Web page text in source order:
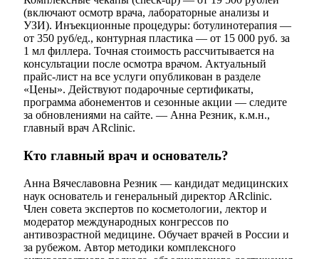
(включают осмотр врача, лабораторные анализы и
УЗИ). Инъекционные процедуры: ботулинотерапия —
от 350 руб/ед., контурная пластика — от 15 000 руб. за
1 мл филлера. Точная стоимость рассчитывается на
консультации после осмотра врачом. Актуальный
прайс-лист на все услуги опубликован в разделе
«Цены». Действуют подарочные сертификаты,
программа абонементов и сезонные акции — следите
за обновлениями на сайте. — Анна Резник, к.м.н.,
главный врач ARclinic.
Кто главный врач и основатель?
Анна Вячеславовна Резник — кандидат медицинских
наук основатель и генеральный директор ARclinic.
Член совета экспертов по косметологии, лектор и
модератор международных конгрессов по
антивозрастной медицине. Обучает врачей в России и
за рубежом. Автор методики комплексного